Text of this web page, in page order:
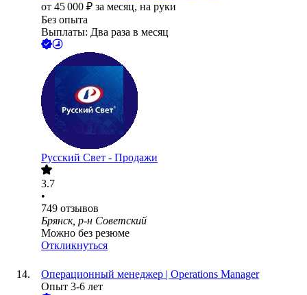
от 45 000 ₽ за месяц, на руки
Без опыта
Выплаты: Два раза в месяц
Русский Свет - Продажи
3.7
•
749 отзывов
Брянск, р-н Советский
Можно без резюме
Откликнуться
Операционный менеджер | Operations Manager
Опыт 3-6 лет